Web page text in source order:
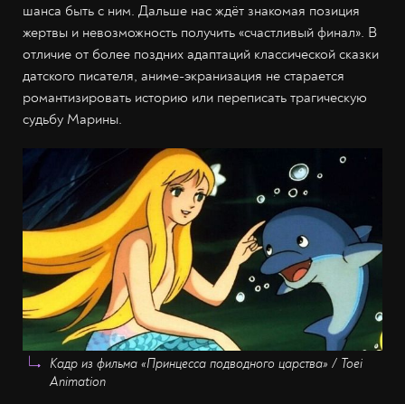
шанса быть с ним. Дальше нас ждёт знакомая позиция
жертвы и невозможность получить «счастливый финал». В
отличие от более поздних адаптаций классической сказки
датского писателя, аниме-экранизация не старается
романтизировать историю или переписать трагическую
судьбу Марины.
Кадр из фильма «Принцесса подводного царства» / Toei
Animation